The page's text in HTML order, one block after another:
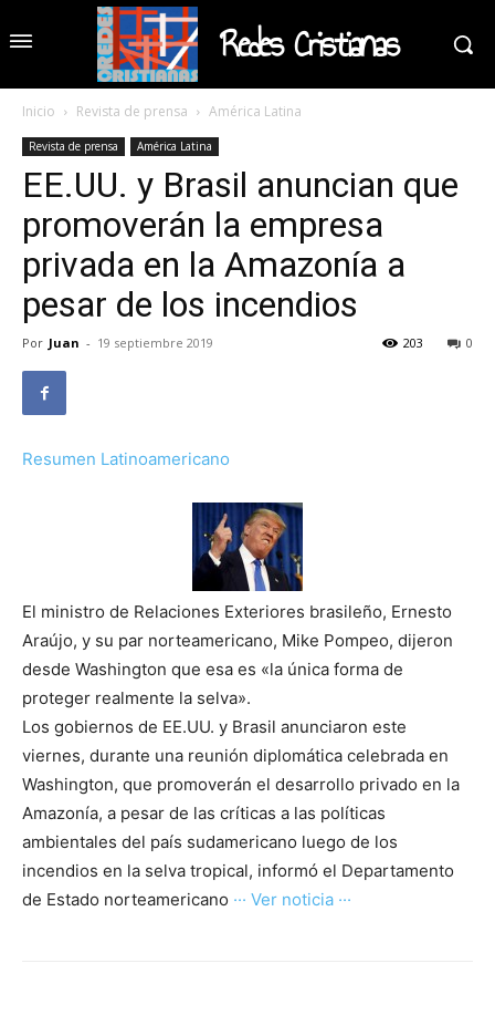
Redes Cristianas
Inicio Revista de prensa América Latina
Revista de prensa América Latina
EE.UU. y Brasil anuncian que
promoverán la empresa
privada en la Amazonía a
pesar de los incendios
Por Juan - 19 septiembre 2019 0
203
Resumen Latinoamericano
El ministro de Relaciones Exteriores brasileño, Ernesto
Araújo, y su par norteamericano, Mike Pompeo, dijeron
desde Washington que esa es «la única forma de
proteger realmente la selva».
Los gobiernos de EE.UU. y Brasil anunciaron este
viernes, durante una reunión diplomática celebrada en
Washington, que promoverán el desarrollo privado en la
Amazonía, a pesar de las críticas a las políticas
ambientales del país sudamericano luego de los
incendios en la selva tropical, informó el Departamento
de Estado norteamericano ··· Ver noticia ···